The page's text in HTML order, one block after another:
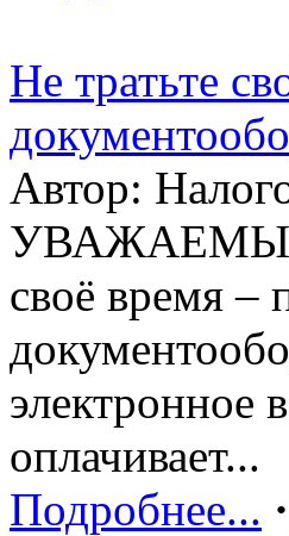
Не тратьте
Автор:
своё время –
электронное
оплачивает...
Подробнее... ·